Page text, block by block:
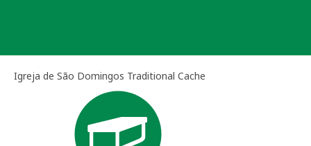
Igreja de São Domingos Traditional Cache